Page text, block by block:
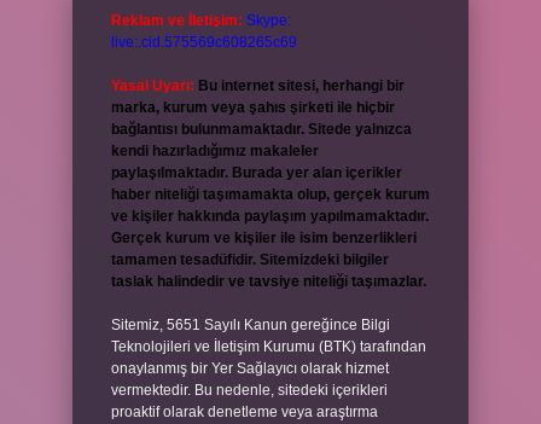
Reklam ve İletişim: Skype:
live:.cid.575569c608265c69
Yasal Uyarı: Bu internet sitesi, herhangi bir
marka, kurum veya şahıs şirketi ile hiçbir
bağlantısı bulunmamaktadır. Sitede yalnızca
kendi hazırladığımız makaleler
paylaşılmaktadır. Burada yer alan içerikler
haber niteliği taşımamakta olup, gerçek kurum
ve kişiler hakkında paylaşım yapılmamaktadır.
Gerçek kurum ve kişiler ile isim benzerlikleri
tamamen tesadüfidir. Sitemizdeki bilgiler
taslak halindedir ve tavsiye niteliği taşımazlar.
Sitemiz, 5651 Sayılı Kanun gereğince Bilgi
Teknolojileri ve İletişim Kurumu (BTK) tarafından
onaylanmış bir Yer Sağlayıcı olarak hizmet
vermektedir. Bu nedenle, sitedeki içerikleri
proaktif olarak denetleme veya araştırma